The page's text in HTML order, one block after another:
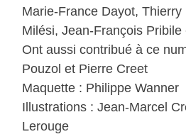
Marie-France Dayot, Thierry
Milési, Jean-François
Ont aussi contribué à ce
Pouzol et Pierre Creet
Maquette : Philippe Wanner
Illustrations : Jean-Marcel
Lerouge